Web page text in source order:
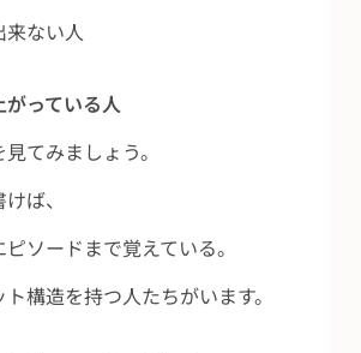
ない人
っている人
てみましょう。
ば、
ソードまで覚えている。
構造を持つ人たちがいます。